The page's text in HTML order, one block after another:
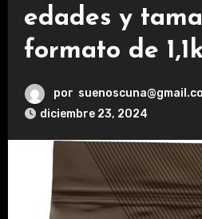
edades y
formato de
por
diciembre 23, 2024